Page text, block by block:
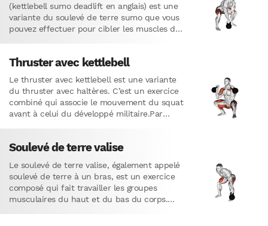
(kettlebell sumo deadlift en anglais) est une
variante du soulevé de terre sumo que vous
pouvez effectuer pour cibler les muscles de
Thruster avec kettlebell
Le thruster avec kettlebell est une variante
du thruster avec haltères. C’est un exercice
combiné qui associe le mouvement du squat
avant à celui du développé militaire.Par
Soulevé de terre valise
Le soulevé de terre valise, également appelé
soulevé de terre à un bras, est un exercice
composé qui fait travailler les groupes
musculaires du haut et du bas du corps.…